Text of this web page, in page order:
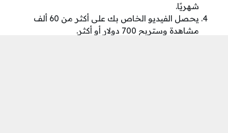
شهريًا.
يحصل الفيديو الخاص بك على أكثر من 60 ألف
مشاهدة وستربح 700 دولار أو أكثر.